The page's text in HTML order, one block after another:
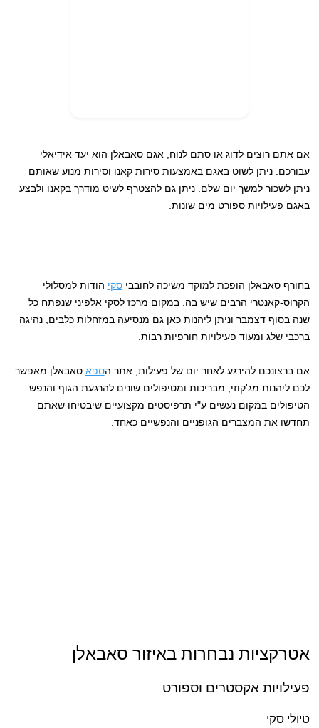
אם אתם רוצים לדוג או סתם לנוח, אגם סאבאלן הוא יעד אידיאלי
עבורכם. ניתן לשוט באגם באמצעות סירות קאנו וסירות מנוע שאותם
ניתן לשכור למשך יום שלם. ניתן גם להצטרף לשיט מודרך בקאנו ולבצע
באגם פעילויות ספורט מים שונות.
בחורף סאבאלן הופכת למוקד משיכה לחובביסקי הודות למסלולי
הקרוס-קאנטרי הרבים שיש בה. במקום מרכז לסקי אלפיני שנפתח כל
שנה בסוף דצמבר וניתן ליהנות כאן גם מנסיעה במזחלות כלבים, נהיגה
ברכבי שלג ומעוד פעילויות חורפיות רבות.
אם ברצונכם להירגע לאחר יום של פעילות, אתר הספא סאבאלן מאפשר
לכם ליהנות מג'קוזי, מבריכות ומטיפולים שונים להרגעת הגוף והנפש.
הטיפולים במקום נעשים ע"י תרפיסטים מקצועיים שיבטיחו שאתם
תחדשו את המצברים הגופניים והנפשיים כאחד.
אטרקציות נבחרות באיזור סאבאלן
פעילויות אקסטרים וספורט
טיולי סקי